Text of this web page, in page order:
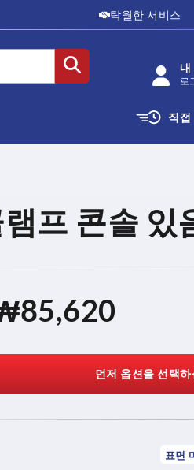
탁월한 서비스
내
로
직접
프 콘솔 있
먼저 옵션을 선택하
표면